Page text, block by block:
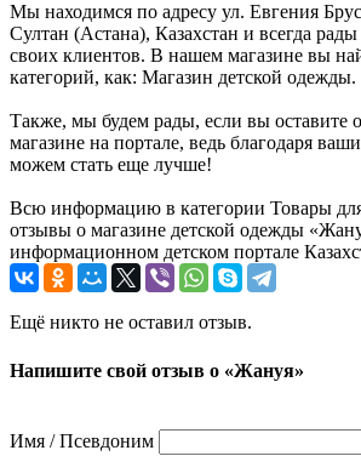
Мы находимся по адресу ул. Евгения
Султан (Астана), Казахстан и всегда
своих клиентов. В нашем магазине вы
категорий, как: Магазин детской одежды.
Также, мы будем рады, если вы оставите
магазине на портале, ведь благодаря
можем стать еще лучше!
Всю информацию в категории Товары
отзывы о магазине детской одежды
информационном детском портале
Ещё никто не оставил отзыв.
Напишите свой отзыв о «Жануя»
Имя / Псевдоним